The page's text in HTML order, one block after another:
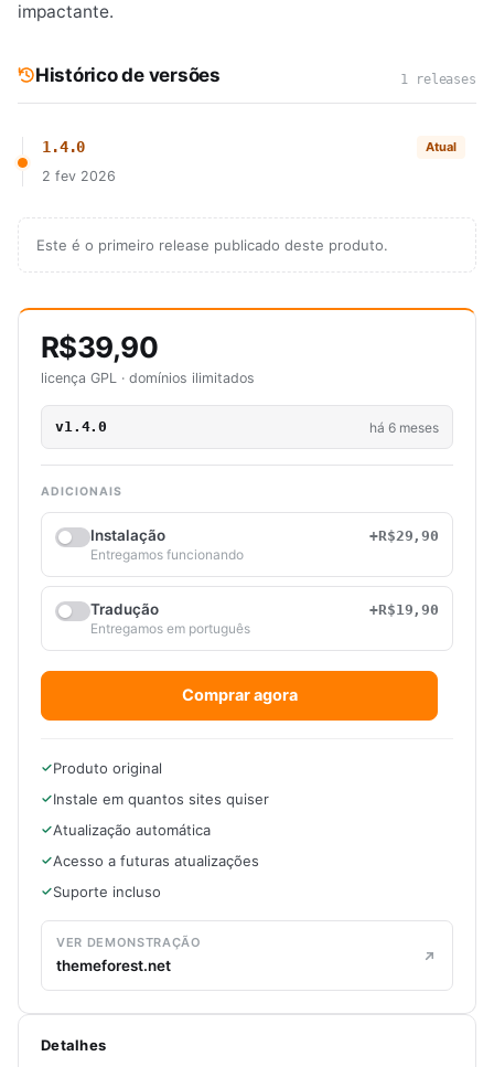
impactante.
Histórico de versões 1 releases
1.4.0 Atual
2 fev 2026
Este é o primeiro release publicado deste produto.
R$39,90
licença GPL · domínios ilimitados
v1.4.0 há 6 meses
ADICIONAIS
Instalação
+R$29,90
Entregamos funcionando
Tradução
+R$19,90
Entregamos em português
Comprar agora
Produto original
Instale em quantos sites quiser
Atualização automática
Acesso a futuras atualizações
Suporte incluso
VER DEMONSTRAÇÃO
themeforest.net
Detalhes